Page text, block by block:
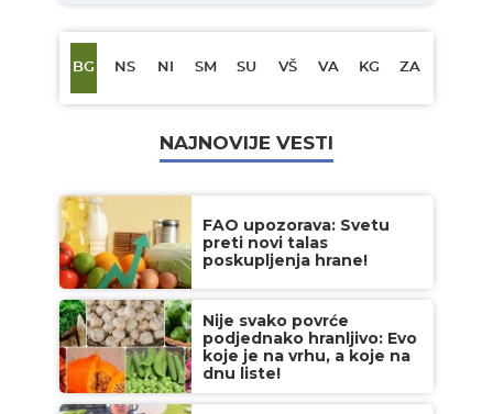
BG NS NI SM SU VŠ VA KG ZA
NAJNOVIJE VESTI
FAO upozorava: Svetu
preti novi talas
poskupljenja hrane!
Nije svako povrće
podjednako hranljivo: Evo
koje je na vrhu, a koje na
dnu liste!